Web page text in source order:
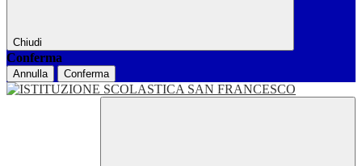
Chiudi
Conferma
Annulla Conferma